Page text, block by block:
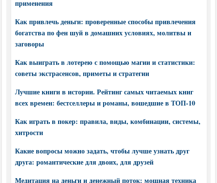
применения
Как привлечь деньги: проверенные способы привлечения
богатства по фен шуй в домашних условиях, молитвы и
заговоры
Как выиграть в лотерею с помощью магии и статистики:
советы экстрасенсов, приметы и стратегии
Лучшие книги в истории. Рейтинг самых читаемых книг
всех времен: бестселлеры и романы, вошедшие в ТОП-10
Как играть в покер: правила, виды, комбинации, системы,
хитрости
Какие вопросы можно задать, чтобы лучше узнать друг
друга: романтические для двоих, для друзей
Медитация на деньги и денежный поток: мощная техника